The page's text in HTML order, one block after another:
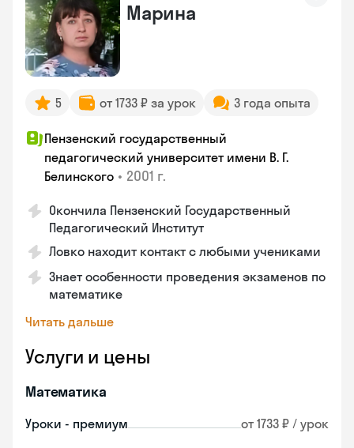
Марина
5 от 1733 ₽ за урок 3 года опыта
Пензенский государственный
педагогический университет имени В. Г.
Белинского • 2001 г.
Окончила Пензенский Государственный
Педагогический Институт
Ловко находит контакт с любыми учениками
Знает особенности проведения экзаменов по
математике
Читать дальше
Услуги и цены
Математика
Уроки - премиум от 1733 ₽ / урок